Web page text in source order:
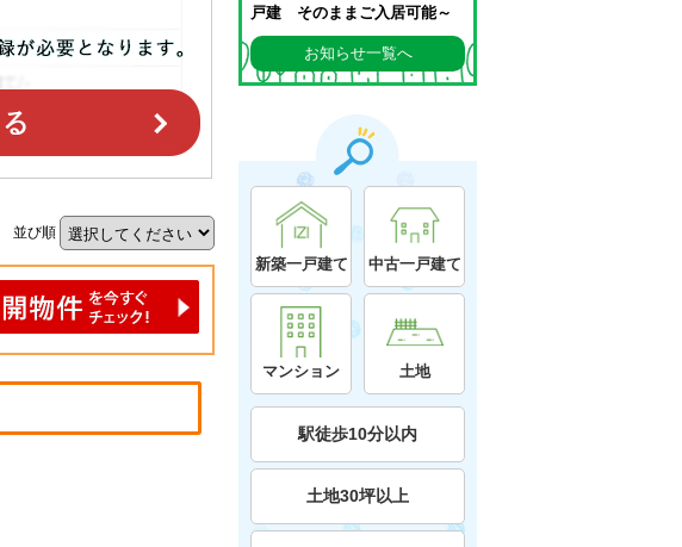
並び順
お知らせ一覧へ
新築一戸建て 中古一戸建て
マンション 土地
駅徒歩10分以内
土地30坪以上